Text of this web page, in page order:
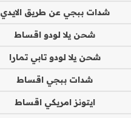
شدات ببجي عن طريق الايدي
شحن يلا لودو اقساط
شحن يلا لودو تابي تمارا
شدات ببجي اقساط
ايتونز امريكي اقساط